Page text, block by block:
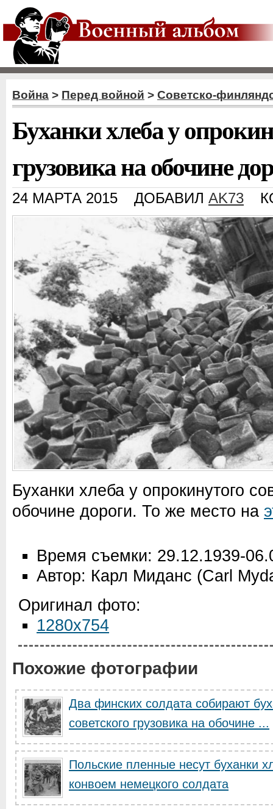
Война > Перед войной > Советско-
Буханки хлеба у
грузовика на обочине
24 МАРТА 2015 ДОБАВИЛ AK73
Буханки хлеба у опрокинутого
обочине дороги. То же место на
Время съемки: 29.12.1939-
Автор: Карл Миданс (Carl
Оригинал фото:
1280x754
Похожие фотографии
Два финских солдата собирают
советского грузовика на обочине ...
Польские пленные несут буханки
конвоем немецкого солдата